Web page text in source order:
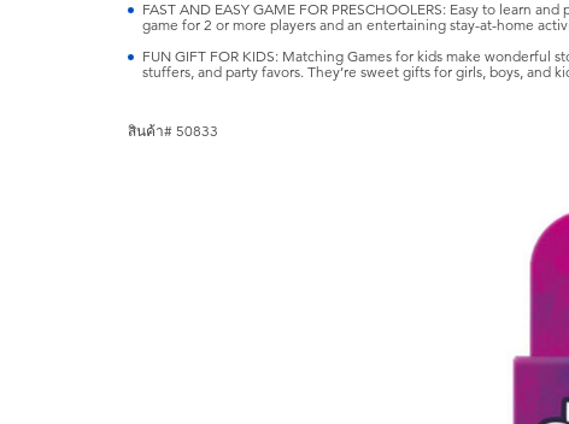
FAST AND EASY GAME FOR PRESCHOOLERS: Easy to learn
game for 2 or more players and an entertaining stay-at-home
FUN GIFT FOR KIDS: Matching Games for kids make wonderful
stuffers, and party favors. They’re sweet gifts for girls, boys, and
สินค้า# 50833